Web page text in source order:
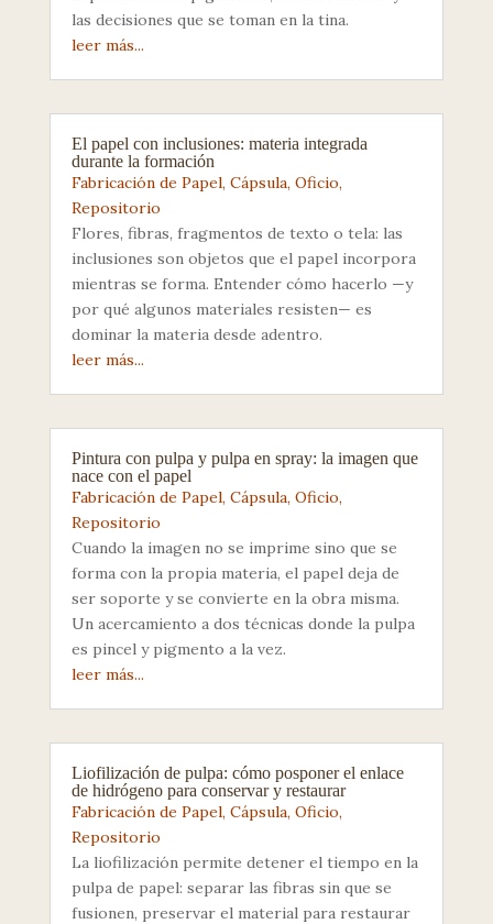
las decisiones que se toman en la tina.
leer más...
El papel con inclusiones: materia integrada
durante la formación
Fabricación de Papel, Cápsula, Oficio,
Repositorio
Flores, fibras, fragmentos de texto o tela: las
inclusiones son objetos que el papel incorpora
mientras se forma. Entender cómo hacerlo —y
por qué algunos materiales resisten— es
dominar la materia desde adentro.
leer más...
Pintura con pulpa y pulpa en spray: la imagen que
nace con el papel
Fabricación de Papel, Cápsula, Oficio,
Repositorio
Cuando la imagen no se imprime sino que se
forma con la propia materia, el papel deja de
ser soporte y se convierte en la obra misma.
Un acercamiento a dos técnicas donde la pulpa
es pincel y pigmento a la vez.
leer más...
Liofilización de pulpa: cómo posponer el enlace
de hidrógeno para conservar y restaurar
Fabricación de Papel, Cápsula, Oficio,
Repositorio
La liofilización permite detener el tiempo en la
pulpa de papel: separar las fibras sin que se
fusionen, preservar el material para restaurar